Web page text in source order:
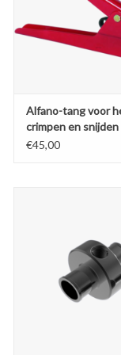
Alfano-tang voor
crimpen en snijden
banden sensoren
€45,00
TOEVOEGEN AAN